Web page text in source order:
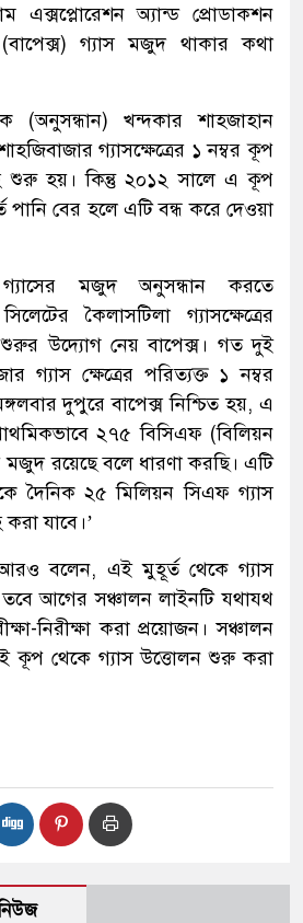
এক্সপ্লোরেশন অ্যান্ড প্রোডাকশন
গ্যাস মজুদ থাকার কথা
(অনুসন্ধান) খন্দকার শাহজাহান
গ্যাসক্ষেত্রের ১ নম্বর কূপ
শুরু হয়। কিন্তু ২০১২ সালে এ কূপ
পানি বের হলে এটি বন্ধ করে দেওয়া
মজুদ অনুসন্ধান করতে
কৈলাসটিলা গ্যাসক্ষেত্রের
উদ্যোগ নেয় বাপেক্স। গত দুই
গ্যাস ক্ষেত্রের পরিত্যক্ত ১ নম্বর
দুপুরে বাপেক্স নিশ্চিত হয়, এ
২৭৫ বিসিএফ (বিলিয়ন
রয়েছে বলে ধারণা করছি। এটি
দৈনিক ২৫ মিলিয়ন সিএফ গ্যাস
যাবে।’
আরও বলেন, এই মুহূর্ত থেকে গ্যাস
আগের সঞ্চালন লাইনটি যথাযথ
নিরীক্ষা করা প্রয়োজন। সঞ্চালন
কূপ থেকে গ্যাস উত্তোলন শুরু করা